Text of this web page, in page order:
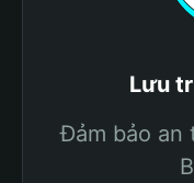
Lưu
Đảm bảo an